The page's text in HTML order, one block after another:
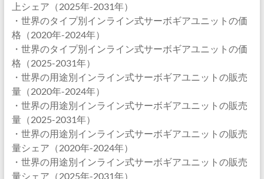
上シェア（2025年-2031年）
・世界のタイプ別インライン式サーボギアユニットの価
格（2020年-2024年）
・世界のタイプ別インライン式サーボギアユニットの価
格（2025-2031年）
・世界の用途別インライン式サーボギアユニットの販売
量（2020年-2024年）
・世界の用途別インライン式サーボギアユニットの販売
量（2025-2031年）
・世界の用途別インライン式サーボギアユニットの販売
量シェア（2020年-2024年）
・世界の用途別インライン式サーボギアユニットの販売
量シェア（2025年-2031年）